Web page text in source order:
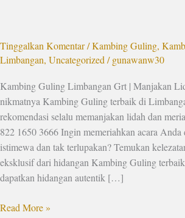
Tinggalkan Komentar/Kambing Guling,
Limbangan, Uncategorized /gunawanw30
Kambing Guling Limbangan Grt | Manjakan
nikmatnya Kambing Guling terbaik di
rekomendasi selalu memanjakan lidah dan
822 1650 3666 Ingin memeriahkan acara Anda
istimewa dan tak terlupakan? Temukan
eksklusif dari hidangan Kambing Guling
dapatkan hidangan autentik […]
Lidah
Read More »